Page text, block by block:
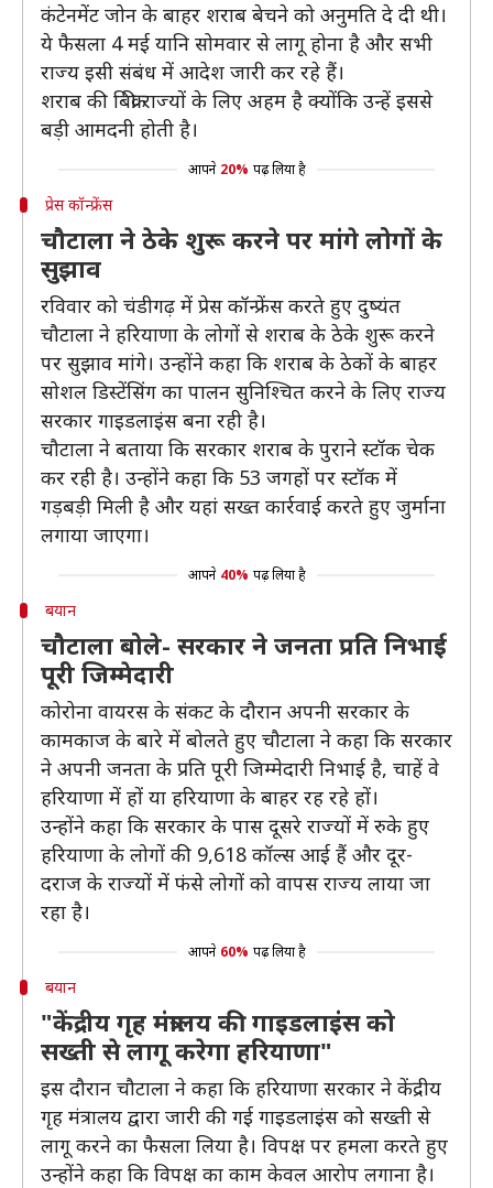
कंटेनमेंट जोन के बाहर शराब बेचने को अनुमति दे दी थी।
ये फैसला 4 मई यानि सोमवार से लागू होना है और सभी
राज्य इसी संबंध में आदेश जारी कर रहे हैं।
शराब की बिक्री राज्यों के लिए अहम है क्योंकि उन्हें इससे
बड़ी आमदनी होती है।
आपने 20% पढ़ लिया है
प्रेस कॉन्फ्रेंस
चौटाला ने ठेके शुरू करने पर मांगे लोगों के
सुझाव
रविवार को चंडीगढ़ में प्रेस कॉन्फ्रेंस करते हुए दुष्यंत
चौटाला ने हरियाणा के लोगों से शराब के ठेके शुरू करने
पर सुझाव मांगे। उन्होंने कहा कि शराब के ठेकों के बाहर
सोशल डिस्टेंसिंग का पालन सुनिश्चित करने के लिए राज्य
सरकार गाइडलाइंस बना रही है।
चौटाला ने बताया कि सरकार शराब के पुराने स्टॉक चेक
कर रही है। उन्होंने कहा कि 53 जगहों पर स्टॉक में
गड़बड़ी मिली है और यहां सख्त कार्रवाई करते हुए जुर्माना
लगाया जाएगा।
आपने 40% पढ़ लिया है
बयान
चौटाला बोले- सरकार ने जनता प्रति निभाई
पूरी जिम्मेदारी
कोरोना वायरस के संकट के दौरान अपनी सरकार के
कामकाज के बारे में बोलते हुए चौटाला ने कहा कि सरकार
ने अपनी जनता के प्रति पूरी जिम्मेदारी निभाई है, चाहें वे
हरियाणा में हों या हरियाणा के बाहर रह रहे हों।
उन्होंने कहा कि सरकार के पास दूसरे राज्यों में रुके हुए
हरियाणा के लोगों की 9,618 कॉल्स आई हैं और दूर-
दराज के राज्यों में फंसे लोगों को वापस राज्य लाया जा
रहा है।
आपने 60% पढ़ लिया है
बयान
"केंद्रीय गृह मंत्रालय की गाइडलाइंस को
सख्ती से लागू करेगा हरियाणा"
इस दौरान चौटाला ने कहा कि हरियाणा सरकार ने केंद्रीय
गृह मंत्रालय द्वारा जारी की गई गाइडलाइंस को सख्ती से
लागू करने का फैसला लिया है। विपक्ष पर हमला करते हुए
उन्होंने कहा कि विपक्ष का काम केवल आरोप लगाना है।